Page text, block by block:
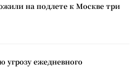
на подлете к Москве три
угрозу ежедневного